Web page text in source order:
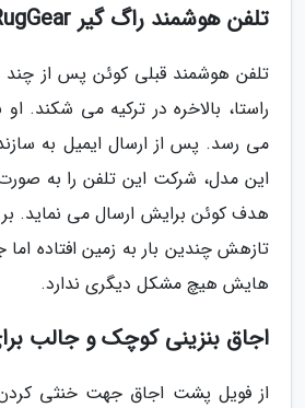
تلفن هوشمند راگ گیر RugGear مدل RG730
تلفن هوشمند قبلی کوئن پس از چند
راستا، بالاخره در ترکیه می شکند.
می رسد. پس از ارسال ایمیل به
این مدل، شرکت این تلفن را به صورت
هدف کوئن برایش ارسال می نماید.
تازهش چندین بار به زمین افتاده
هایش هیچ مشکل دیگری ندارد.
اجاق بنزینی کوچک و جالب
از فویل پشت اجاق جهت خنثی کردن